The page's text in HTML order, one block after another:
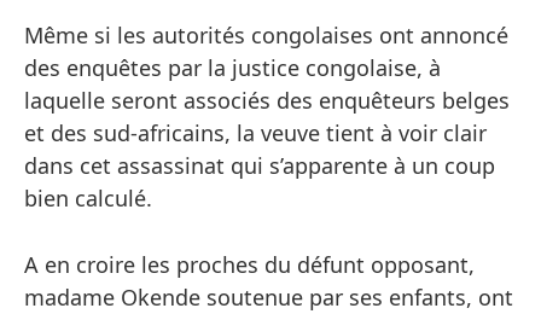
Même si les autorités congolaises ont annoncé
des enquêtes par la justice congolaise, à
laquelle seront associés des enquêteurs belges
et des sud-africains, la veuve tient à voir clair
dans cet assassinat qui s’apparente à un coup
bien calculé.
A en croire les proches du défunt opposant,
madame Okende soutenue par ses enfants, ont